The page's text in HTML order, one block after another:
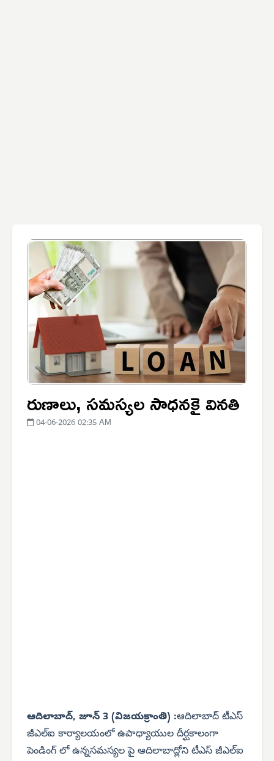
రుణాలు, సమస్యల సాధనకై వినతి
04-06-2026 02:35 AM
ఆదిలాబాద్, జూన్ 3 (విజయక్రాంతి) :ఆదిలాబాద్ టీఎస్
జీఎల్‌ఐ కార్యాలయంలో ఉపాధ్యాయుల దీర్ఘకాలంగా
పెండింగ్ లో ఉన్నసమస్యల పై ఆదిలాబాద్లోని టీఎస్ జీఎల్‌ఐ